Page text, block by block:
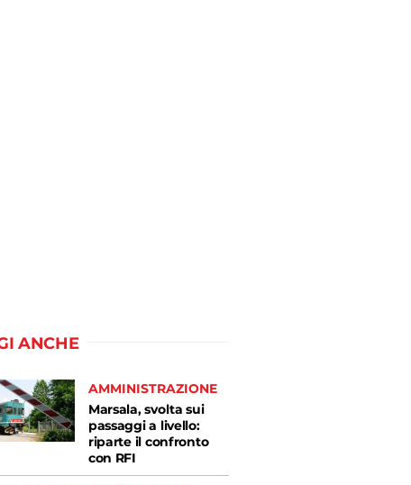
ANCHE
AMMINISTRAZIONE
Marsala, svolta sui
passaggi a livello:
riparte il confronto
con RFI